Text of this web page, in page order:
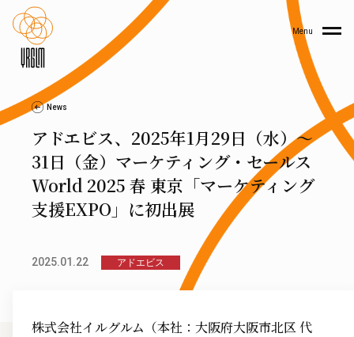
Menu
News
アドエビス、2025年1月29日（水）～
31日（金）マーケティング・セールス
World 2025 春 東京「マーケティング
支援EXPO」に初出展
2025.01.22 アドエビス
株式会社イルグルム（本社：大阪府大阪市北区 代